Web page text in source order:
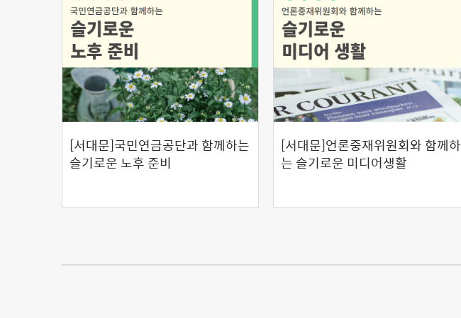
[서대문]국민연금공단과 함께하는
슬기로운 노후 준비
[서대문]언론중재위원회와 함께하
는 슬기로운 미디어생활